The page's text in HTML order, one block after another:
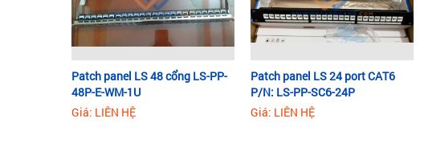
Patch panel LS 48 cổng LS-PP-
48P-E-WM-1U
Giá: LIÊN HỆ
Patch panel LS 24 port CAT6
P/N: LS-PP-SC6-24P
Giá: LIÊN HỆ